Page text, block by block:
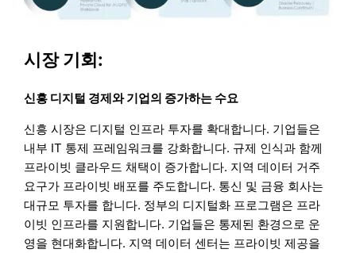
시장 기회:
신흥 디지털 경제와 기업의 증가하는 수요
신흥 시장은 디지털 인프라 투자를 확대합니다. 기업들은
내부 IT 통제 프레임워크를 강화합니다. 규제 인식과 함께
프라이빗 클라우드 채택이 증가합니다. 지역 데이터 거주
요구가 프라이빗 배포를 주도합니다. 통신 및 금융 회사는
대규모 투자를 합니다. 정부의 디지털화 프로그램은 프라
이빗 인프라를 지원합니다. 기업들은 통제된 환경으로 운
영을 현대화합니다. 지역 데이터 센터는 프라이빗 제공을